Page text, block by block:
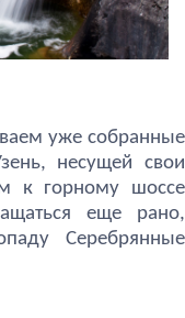
уже собранные
несущей свои
к горному шоссе
еще рано,
Серебрянные